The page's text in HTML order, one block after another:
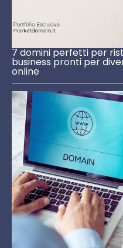
7 domini perfetti per
business pronti per
online